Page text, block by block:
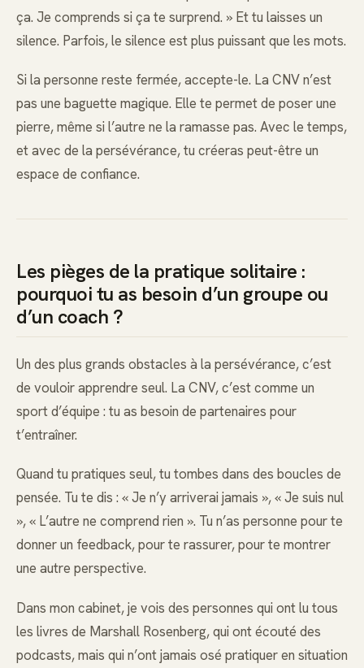
ça. Je comprends si ça te surprend. » Et tu laisses un
silence. Parfois, le silence est plus puissant que les mots.
Si la personne reste fermée, accepte-le. La CNV n’est
pas une baguette magique. Elle te permet de poser une
pierre, même si l’autre ne la ramasse pas. Avec le temps,
et avec de la persévérance, tu créeras peut-être un
espace de confiance.
Les pièges de la pratique solitaire :
pourquoi tu as besoin d’un groupe ou
d’un coach ?
Un des plus grands obstacles à la persévérance, c’est
de vouloir apprendre seul. La CNV, c’est comme un
sport d’équipe : tu as besoin de partenaires pour
t’entraîner.
Quand tu pratiques seul, tu tombes dans des boucles de
pensée. Tu te dis : « Je n’y arriverai jamais », « Je suis nul
», « L’autre ne comprend rien ». Tu n’as personne pour te
donner un feedback, pour te rassurer, pour te montrer
une autre perspective.
Dans mon cabinet, je vois des personnes qui ont lu tous
les livres de Marshall Rosenberg, qui ont écouté des
podcasts, mais qui n’ont jamais osé pratiquer en situation